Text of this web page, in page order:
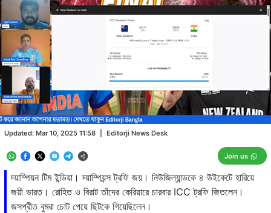
চ্য়াম্পিয়ন টিম ইন্ডিয়া। চ্য়াম্পিয়ন্স ট্রফি জয়। নিউজিল্যান্ডকে ৪ উইকেটে হারিয়ে
জয়ী ভারত। রোহিত ও বিরাট তাঁদের কেরিয়ারে চারবার ICC ট্রফি জিতলেন।
জসপ্রীত বুমরা চোট পেয়ে ছিটকে গিয়েছিলেন।
Updated: Mar 10, 2025 11:58 Editorji News Desk
Join us
Unmute
/
Loaded:
11.58%